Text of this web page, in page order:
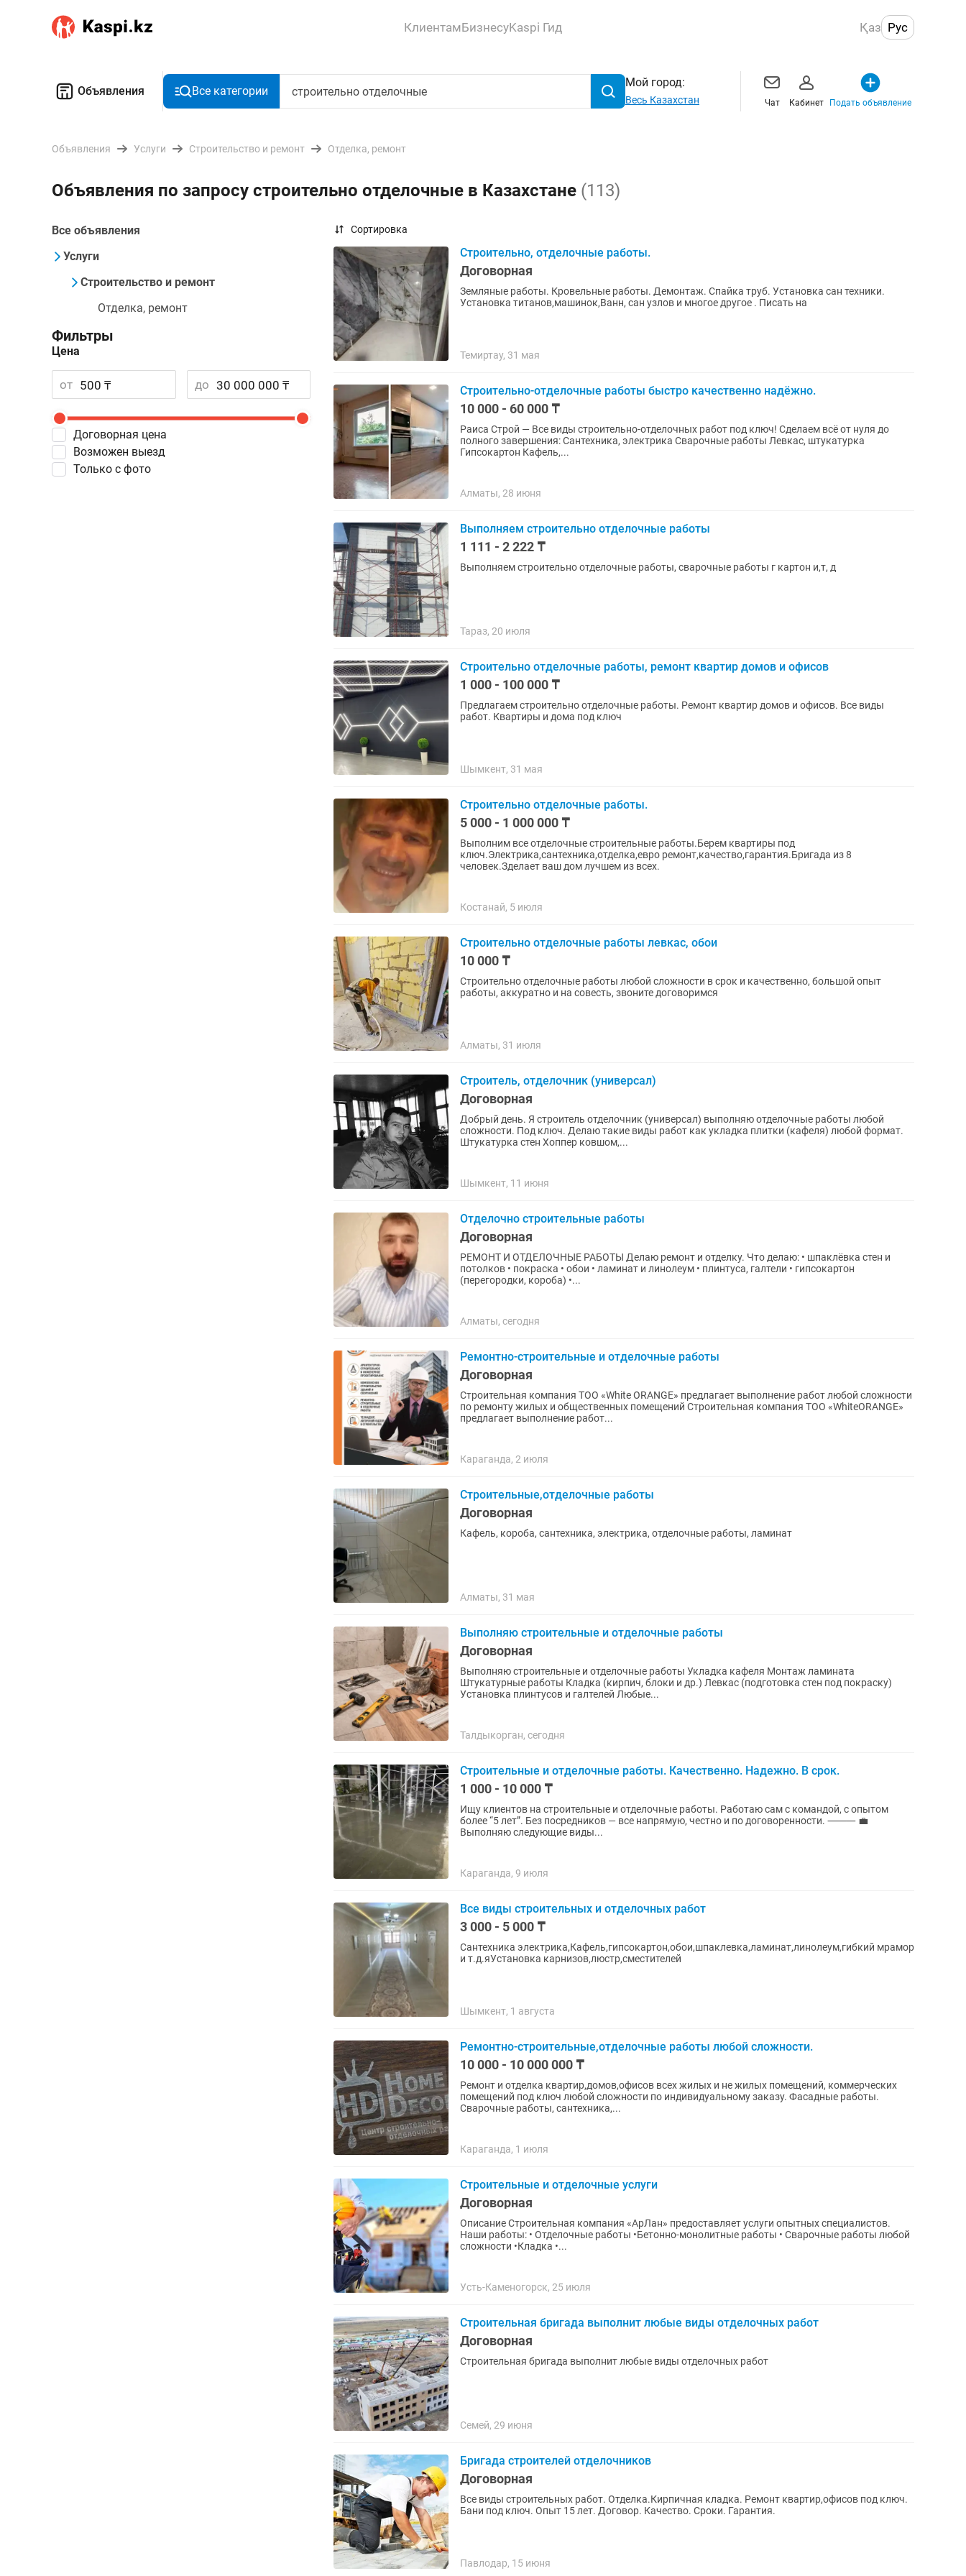
КлиентамБизнесуKaspi Гид Қаз Рус
Объявления Все категории
Мой город:
Весь Казахстан Чат Кабинет Подать объявление
Объявления Услуги Строительство и ремонт Отделка, ремонт
Объявления по запросу строительно отделочные в Казахстане (113)
Все объявления
Услуги
Строительство и ремонт
Отделка, ремонт
Фильтры
Цена
от до
Договорная цена
Возможен выезд
Только с фото
Сортировка
Строительно, отделочные работы.
Договорная
Земляные работы. Кровельные работы. Демонтаж. Спайка труб. Установка сан техники.
Установка титанов,машинок,Ванн, сан узлов и многое другое . Писать на
Темиртау, 31 мая
Строительно-отделочные работы быстро качественно надёжно.
10 000 - 60 000 ₸
Раиса Строй — Все виды строительно-отделочных работ под ключ! Сделаем всё от нуля до
полного завершения: Сантехника, электрика Сварочные работы Левкас, штукатурка
Гипсокартон Кафель,...
Алматы, 28 июня
Выполняем строительно отделочные работы
1 111 - 2 222 ₸
Выполняем строительно отделочные работы, сварочные работы г картон и,т, д
Тараз, 20 июля
Строительно отделочные работы, ремонт квартир домов и офисов
1 000 - 100 000 ₸
Предлагаем строительно отделочные работы. Ремонт квартир домов и офисов. Все виды
работ. Квартиры и дома под ключ
Шымкент, 31 мая
Строительно отделочные работы.
5 000 - 1 000 000 ₸
Выполним все отделочные строительные работы.Берем квартиры под
ключ.Электрика,сантехника,отделка,евро ремонт,качество,гарантия.Бригада из 8
человек.Зделает ваш дом лучшем из всех.
Костанай, 5 июля
Строительно отделочные работы левкас, обои
10 000 ₸
Строительно отделочные работы любой сложности в срок и качественно, большой опыт
работы, аккуратно и на совесть, звоните договоримся
Алматы, 31 июля
Строитель, отделочник (универсал)
Договорная
Добрый день. Я строитель отделочник (универсал) выполняю отделочные работы любой
сложности. Под ключ. Делаю такие виды работ как укладка плитки (кафеля) любой формат.
Штукатурка стен Хоппер ковшом,...
Шымкент, 11 июня
Отделочно строительные работы
Договорная
РЕМОНТ И ОТДЕЛОЧНЫЕ РАБОТЫ Делаю ремонт и отделку. Что делаю: • шпаклёвка стен и
потолков • покраска • обои • ламинат и линолеум • плинтуса, галтели • гипсокартон
(перегородки, короба) •...
Алматы, сегодня
Ремонтно-строительные и отделочные работы
Договорная
Строительная компания ТОО «White ORANGE» предлагает выполнение работ любой сложности
по ремонту жилых и общественных помещений Строительная компания ТОО «WhiteORANGE»
предлагает выполнение работ...
Караганда, 2 июля
Строительные,отделочные работы
Договорная
Кафель, короба, сантехника, электрика, отделочные работы, ламинат
Алматы, 31 мая
Выполняю строительные и отделочные работы
Договорная
Выполняю строительные и отделочные работы Укладка кафеля Монтаж ламината
Штукатурные работы Кладка (кирпич, блоки и др.) Левкас (подготовка стен под покраску)
Установка плинтусов и галтелей Любые...
Талдыкорган, сегодня
Строительные и отделочные работы. Качественно. Надежно. В срок.
1 000 - 10 000 ₸
Ищу клиентов на строительные и отделочные работы. Работаю сам с командой, с опытом
более “5 лет”. Без посредников — все напрямую, честно и по договоренности. ⸻ 💼
Выполняю следующие виды...
Караганда, 9 июля
Все виды строительных и отделочных работ
3 000 - 5 000 ₸
Сантехника электрика,Кафель,гипсокартон,обои,шпаклевка,ламинат,линолеум,гибкий мрамор
и т.д.яУстановка карнизов,люстр,сместителей
Шымкент, 1 августа
Ремонтно-строительные,отделочные работы любой сложности.
10 000 - 10 000 000 ₸
Ремонт и отделка квартир,домов,офисов всех жилых и не жилых помещений, коммерческих
помещений под ключ любой сложности по индивидуальному заказу. Фасадные работы.
Сварочные работы, сантехника,...
Караганда, 1 июля
Строительные и отделочные услуги
Договорная
Описание Строительная компания «АрЛан» предоставляет услуги опытных специалистов.
Наши работы: • Отделочные работы •Бетонно-монолитные работы • Сварочные работы любой
сложности •Кладка •...
Усть-Каменогорск, 25 июля
Строительная бригада выполнит любые виды отделочных работ
Договорная
Строительная бригада выполнит любые виды отделочных работ
Семей, 29 июня
Бригада строителей отделочников
Договорная
Все виды строительных работ. Отделка.Кирпичная кладка. Ремонт квартир,офисов под ключ.
Бани под ключ. Опыт 15 лет. Договор. Качество. Сроки. Гарантия.
Павлодар, 15 июня